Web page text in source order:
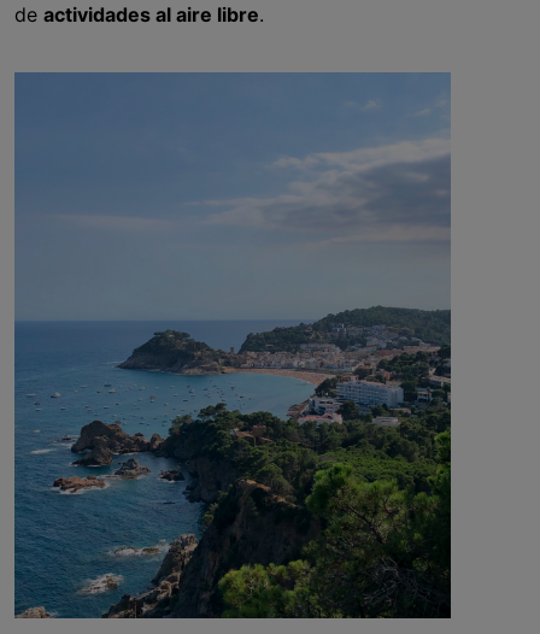
de actividades al aire libre.